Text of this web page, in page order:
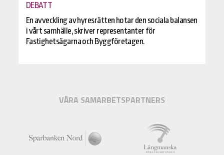
DEBATT
En avveckling av hyresrätten hotar den sociala balansen
i vårt samhälle, skriver representanter för
Fastighetsägarna och Byggföretagen.
VÅRA SAMARBETSPARTNERS